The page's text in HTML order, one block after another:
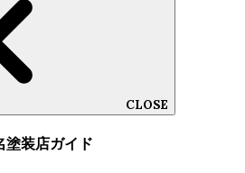
CLOSE
塗装店ガイド